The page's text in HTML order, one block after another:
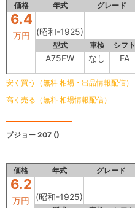
価格 年式 グレード
6.4
万円 (昭和-1925)
型式 車検 シフト
A75FW なし FA
安く買う（無料 相場・出品情報配信）
高く売る（無料 相場情報配信）
プジョー 207 ()
価格 年式 グレード
6.2
万円 (昭和-1925)